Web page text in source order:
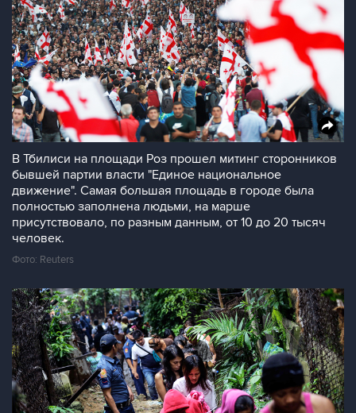
В Тбилиси на площади Роз прошел митинг сторонников
бывшей партии власти "Единое национальное
движение". Самая большая площадь в городе была
полностью заполнена людьми, на марше
присутствовало, по разным данным, от 10 до 20 тысяч
человек.
Фото: Reuters